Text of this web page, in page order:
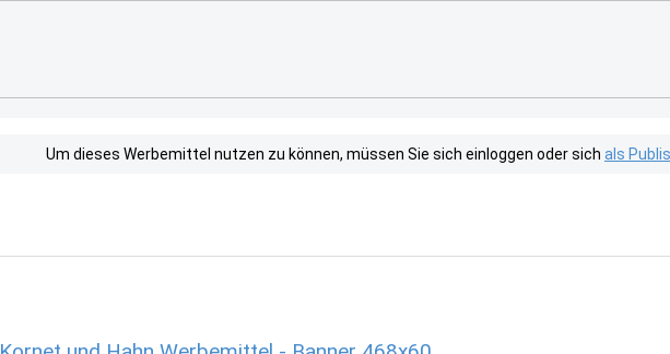
Um dieses Werbemittel nutzen zu können, müssen Sie sich einloggen oder sich als